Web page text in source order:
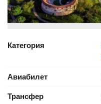
Категория
Авиабилет
Трансфер